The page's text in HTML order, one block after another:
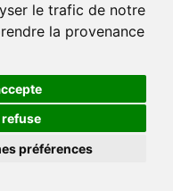
le trafic de notre
la provenance
refuse
préférences
Nantes - FRANCE - Tél.
SARL au capital
CEE FR
préférences de cookies